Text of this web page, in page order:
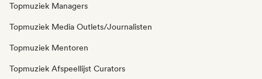
Topmuziek Managers
Topmuziek Media Outlets/Journalisten
Topmuziek Mentoren
Topmuziek Afspeellijst Curators